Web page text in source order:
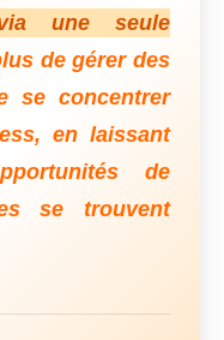
une seule
de gérer des
se concentrer
en laissant
de
se trouvent